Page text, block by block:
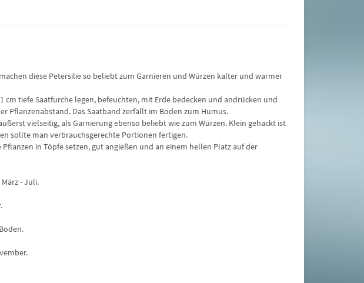
diese Petersilie so beliebt zum Garnieren und Würzen kalter und warmer
cm tiefe Saatfurche legen, befeuchten, mit Erde bedecken und andrücken und
Pflanzenabstand. Das Saatband zerfällt im Boden zum Humus.
vielseitig, als Garnierung ebenso beliebt wie zum Würzen. Klein gehackt ist
sollte man verbrauchsgerechte Portionen fertigen.
in Töpfe setzen, gut angießen und an einem hellen Platz auf der
- Juli.